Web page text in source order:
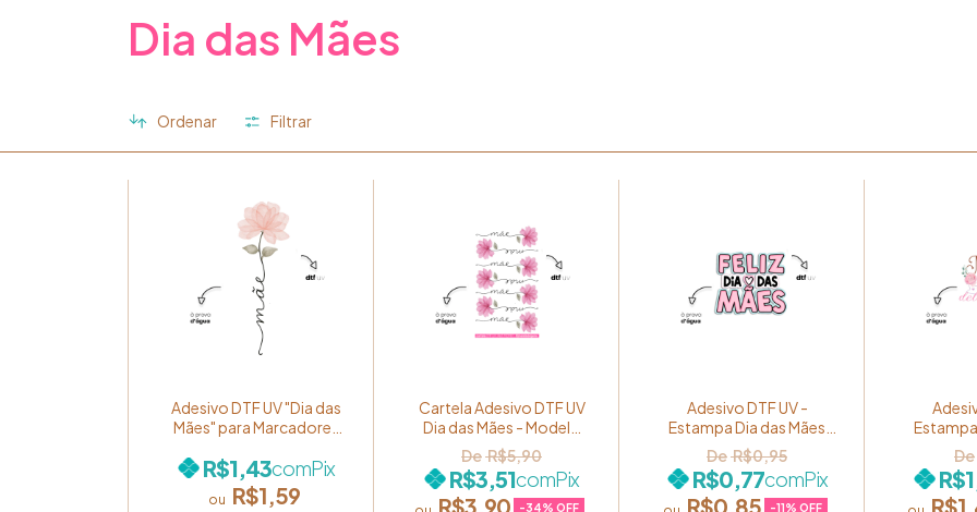
Dia das Mães
Ordenar Filtrar
Adesivo DTF UV "Dia das
Mães" para Marcadores
"Mãe + Flor" Ref. 058
R$1,59
R$1,43comPix
Cartela Adesivo DTF UV
Dia das Mães - Modelo
"Mãe + Flor" Ref. MOM01
R$3,90 -34% OFF
R$5,90
R$3,51comPix
Adesivo DTF UV -
Estampa Dia das Mães
"Feliz dia das Mães" Tons
Pastel Ref. 055
R$0,85 -11% OFF
R$0,95
R$0,77comPix
"Mãe é